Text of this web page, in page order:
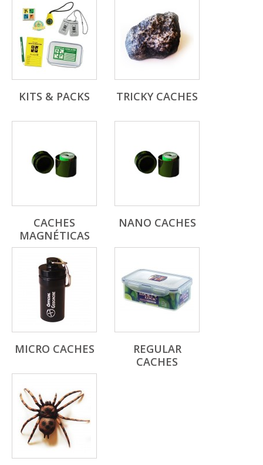
KITS & PACKS TRICKY CACHES
CACHES
MAGNÉTICAS
NANO CACHES
MICRO CACHES
REGULAR
CACHES